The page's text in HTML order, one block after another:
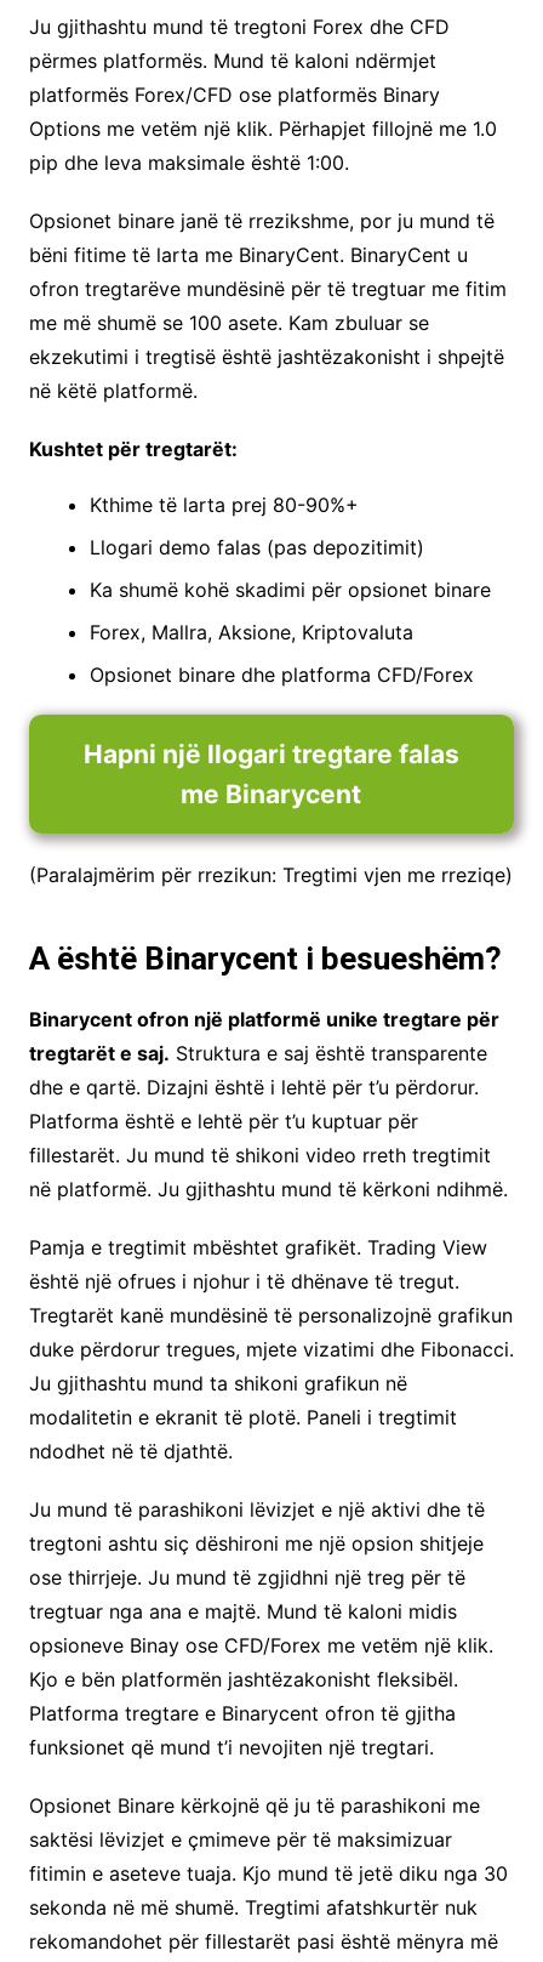
Ju gjithashtu mund të tregtoni Forex dhe CFD
përmes platformës. Mund të kaloni ndërmjet
platformës Forex/CFD ose platformës Binary
Options me vetëm një klik. Përhapjet fillojnë me 1.0
pip dhe leva maksimale është 1:00.
Opsionet binare janë të rrezikshme, por ju mund të
bëni fitime të larta me BinaryCent. BinaryCent u
ofron tregtarëve mundësinë për të tregtuar me fitim
me më shumë se 100 asete. Kam zbuluar se
ekzekutimi i tregtisë është jashtëzakonisht i shpejtë
në këtë platformë.
Kushtet për tregtarët:
Kthime të larta prej 80-90%+
Llogari demo falas (pas depozitimit)
Ka shumë kohë skadimi për opsionet binare
Forex, Mallra, Aksione, Kriptovaluta
Opsionet binare dhe platforma CFD/Forex
Hapni një llogari tregtare falas
me Binarycent
(Paralajmërim për rrezikun: Tregtimi vjen me rreziqe)
A është Binarycent i besueshëm?
Binarycent ofron një platformë unike tregtare për
tregtarët e saj. Struktura e saj është transparente
dhe e qartë. Dizajni është i lehtë për t’u përdorur.
Platforma është e lehtë për t’u kuptuar për
fillestarët. Ju mund të shikoni video rreth tregtimit
në platformë. Ju gjithashtu mund të kërkoni ndihmë.
Pamja e tregtimit mbështet grafikët. Trading View
është një ofrues i njohur i të dhënave të tregut.
Tregtarët kanë mundësinë të personalizojnë grafikun
duke përdorur tregues, mjete vizatimi dhe Fibonacci.
Ju gjithashtu mund ta shikoni grafikun në
modalitetin e ekranit të plotë. Paneli i tregtimit
ndodhet në të djathtë.
Ju mund të parashikoni lëvizjet e një aktivi dhe të
tregtoni ashtu siç dëshironi me një opsion shitjeje
ose thirrjeje. Ju mund të zgjidhni një treg për të
tregtuar nga ana e majtë. Mund të kaloni midis
opsioneve Binay ose CFD/Forex me vetëm një klik.
Kjo e bën platformën jashtëzakonisht fleksibël.
Platforma tregtare e Binarycent ofron të gjitha
funksionet që mund t’i nevojiten një tregtari.
Opsionet Binare kërkojnë që ju të parashikoni me
saktësi lëvizjet e çmimeve për të maksimizuar
fitimin e aseteve tuaja. Kjo mund të jetë diku nga 30
sekonda në më shumë. Tregtimi afatshkurtër nuk
rekomandohet për fillestarët pasi është mënyra më